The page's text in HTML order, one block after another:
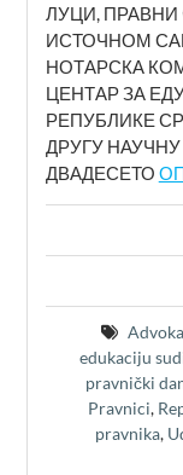
ЛУЦИ, ПРАВНИ
ИСТОЧНОМ
НОТАРСКА
ЦЕНТАР ЗА
РЕПУБЛИКЕ
ДРУГУ
ДВАДЕСЕТО
edukaciju
pravnički
Pravnici,
pravnika,